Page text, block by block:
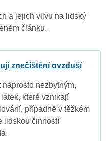
a jejich vlivu na lidský
článku.
znečištění ovzduší
nezbytným,
které vznikají
případně v těžkém
lidskou činností